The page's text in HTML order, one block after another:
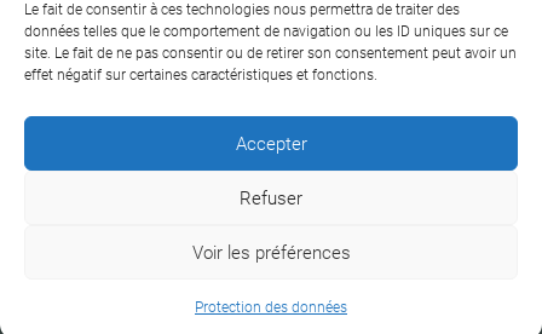
Le fait de consentir à ces technologies nous permettra de traiter des
données telles que le comportement de navigation ou les ID uniques sur ce
site. Le fait de ne pas consentir ou de retirer son consentement peut avoir un
effet négatif sur certaines caractéristiques et fonctions.
Accepter
Refuser
Voir les préférences
Protection des données
Mentions
légales
Conditions
générales de
vente
Plan
du site
Contact
Protection
des données
basque © 2026
DERNIÈRE MISE À JOUR :